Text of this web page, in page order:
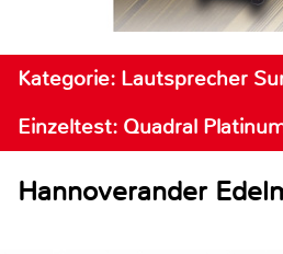
Kategorie: Lautsprecher
Einzeltest: Quadral
Hannoverander